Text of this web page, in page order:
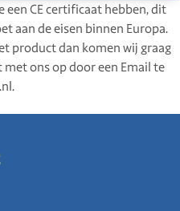
CE certificaat hebben, dit
aan de eisen binnen Europa.
product dan komen wij graag
ons op door een Email te